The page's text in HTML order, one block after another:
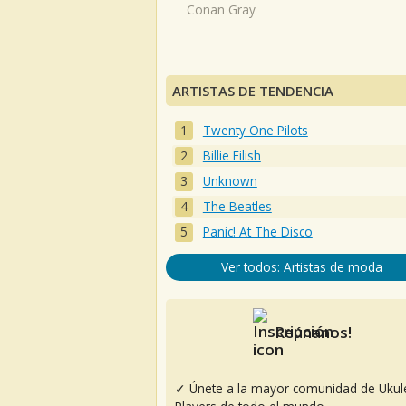
Conan Gray
ARTISTAS DE TENDENCIA
Twenty One Pilots
Billie Eilish
Unknown
The Beatles
Panic! At The Disco
Ver todos: Artistas de moda
Reúnanos!
✓ Únete a la mayor comunidad de